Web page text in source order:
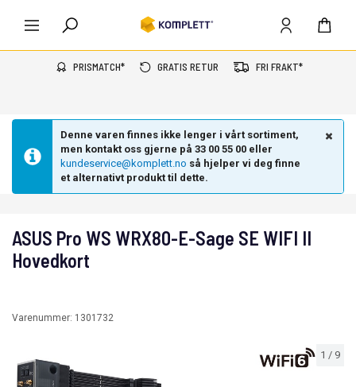
PRISMATCH* GRATIS RETUR FRI FRAKT*
Denne varen finnes ikke lenger i vårt sortiment,
men kontakt oss gjerne på 33 00 55 00 eller
kundeservice@komplett.no så hjelper vi deg finne
et alternativt produkt til dette.
1 / 9
ASUS Pro WS WRX80-E-Sage SE WIFI II
Hovedkort
Varenummer: 1301732